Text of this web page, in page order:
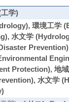
学)
環境工学
水文学
Protection), 地
水文学